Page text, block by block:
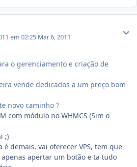
em 02:25 Mar 6, 2011
o gerenciamento e criação de
vende dedicados a um preço bom
novo caminho ?
com módulo no WHMCS (Sim o
;)
é demais, vai oferecer VPS, tem que
apertar um botão e ta tudo